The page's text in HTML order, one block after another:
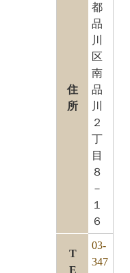
住
所
都
品
川
区
南
品
川
２
丁
目
８
－
１
６
T
E
03-
347